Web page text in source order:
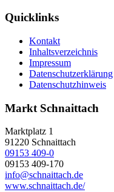
Quicklinks
Kontakt
Inhaltsverzeichnis
Impressum
Datenschutzerklärung
Datenschutzhinweis
Markt Schnaittach
Marktplatz 1
91220 Schnaittach
09153 409-0
09153 409-170
info@schnaittach.de
www.schnaittach.de/